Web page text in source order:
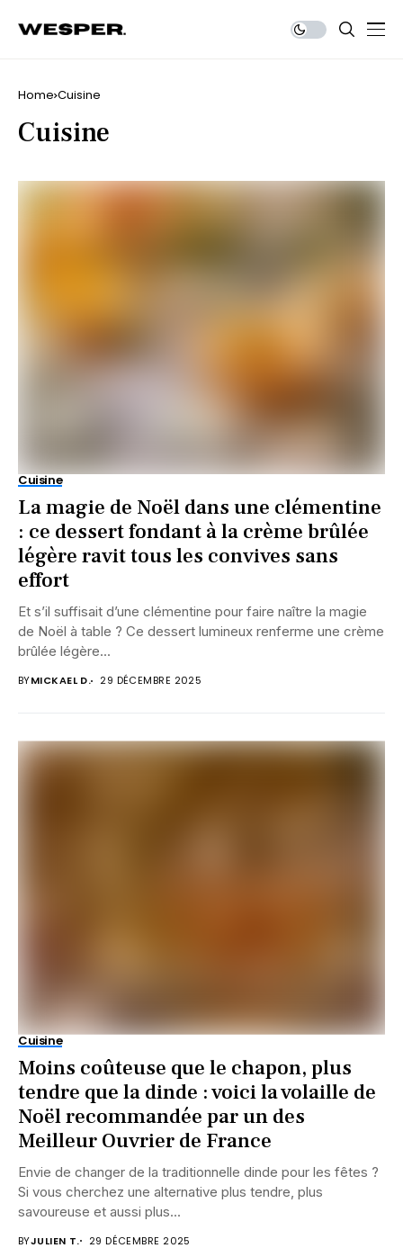
Home Cuisine
Cuisine
Cuisine
La magie de Noël dans une clémentine
: ce dessert fondant à la crème brûlée
légère ravit tous les convives sans
effort
Et s’il suffisait d’une clémentine pour faire naître la magie
de Noël à table ? Ce dessert lumineux renferme une crème
brûlée légère...
BYMICKAEL D. 29 DÉCEMBRE 2025
Cuisine
Moins coûteuse que le chapon, plus
tendre que la dinde : voici la volaille de
Noël recommandée par un des
Meilleur Ouvrier de France
Envie de changer de la traditionnelle dinde pour les fêtes ?
Si vous cherchez une alternative plus tendre, plus
savoureuse et aussi plus...
BYJULIEN T. 29 DÉCEMBRE 2025